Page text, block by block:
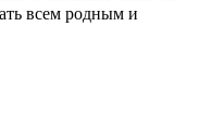
всем родным и